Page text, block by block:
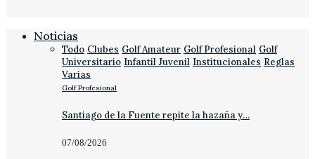
Noticias
Todo Clubes Golf Amateur Golf Profesional Golf
Universitario Infantil Juvenil Institucionales Reglas
Varias
Golf Profesional
Santiago de la Fuente repite la hazaña y…
07/08/2026